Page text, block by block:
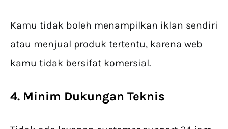
Kamu tidak boleh menampilkan iklan sendiri
atau menjual produk tertentu, karena web
kamu tidak bersifat komersial.
4. Minim Dukungan Teknis